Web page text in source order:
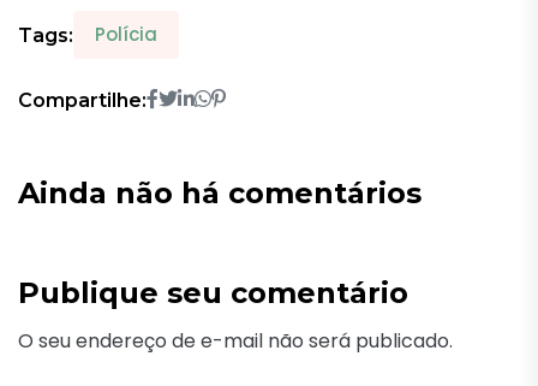
Tags: Polícia
Compartilhe:
Ainda não há comentários
Publique seu comentário
O seu endereço de e-mail não será publicado.